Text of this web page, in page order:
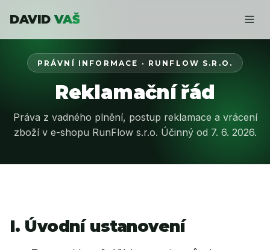
DAVID VAŠ
PRÁVNÍ INFORMACE · RUNFLOW S.R.O.
Reklamační řád
Práva z vadného plnění, postup reklamace a vrácení
zboží v e-shopu RunFlow s.r.o. Účinný od 7. 6. 2026.
I. Úvodní ustanovení